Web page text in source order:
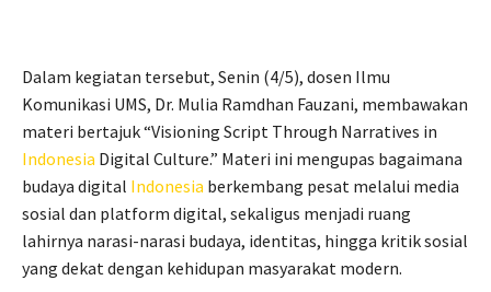
Dalam kegiatan tersebut, Senin (4/5), dosen Ilmu
Komunikasi UMS, Dr. Mulia Ramdhan Fauzani, membawakan
materi bertajuk “Visioning Script Through Narratives in
Indonesia Digital Culture.” Materi ini mengupas bagaimana
budaya digital Indonesia berkembang pesat melalui media
sosial dan platform digital, sekaligus menjadi ruang
lahirnya narasi-narasi budaya, identitas, hingga kritik sosial
yang dekat dengan kehidupan masyarakat modern.